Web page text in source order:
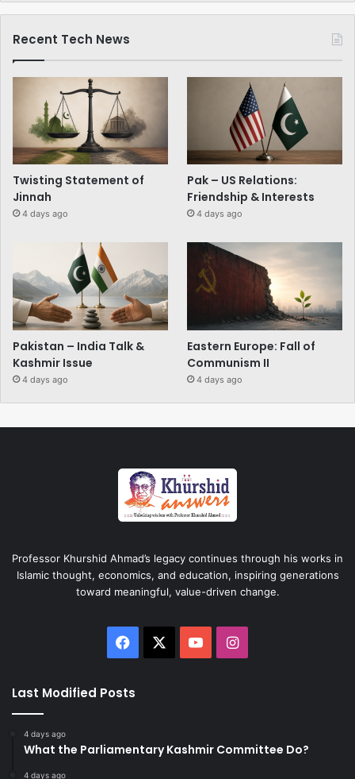
Recent Tech News
Twisting Statement of
Jinnah
4 days ago
Pak – US Relations:
Friendship & Interests
4 days ago
Pakistan – India Talk &
Kashmir Issue
4 days ago
Eastern Europe: Fall of
Communism II
4 days ago
Professor Khurshid Ahmad’s legacy continues through his works in
Islamic thought, economics, and education, inspiring generations
toward meaningful, value-driven change.
Facebook YouTubeInstagram
Last Modified Posts
4 days ago
What the Parliamentary Kashmir Committee Do?
4 days ago